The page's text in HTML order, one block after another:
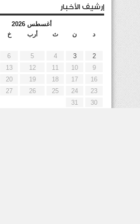
إرشيف الأخبار
أغسطس 2026
د
ن ث أرب خ
2
3
4
5
6
9
10
11
12
13
16
17
18
19
20
23
24
25
26
27
30
31